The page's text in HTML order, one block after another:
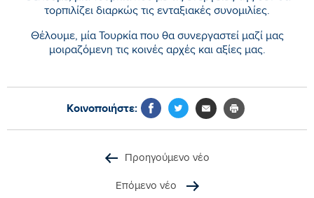
τορπιλίζει διαρκώς τις ενταξιακές συνομιλίες.
Θέλουμε, μία Τουρκία που θα συνεργαστεί μαζί μας
μοιραζόμενη τις κοινές αρχές και αξίες μας.
Κοινοποιήστε:
Προηγούμενο νέο
Επόμενο νέο